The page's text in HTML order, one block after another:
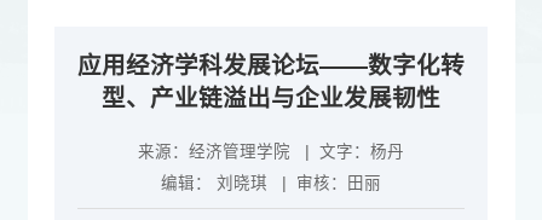
应用经济学科发展论坛——数字化转
型、产业链溢出与企业发展韧性
来源： 经济管理学院 | 文字： 杨丹
编辑：
刘晓琪 | 审核： 田丽